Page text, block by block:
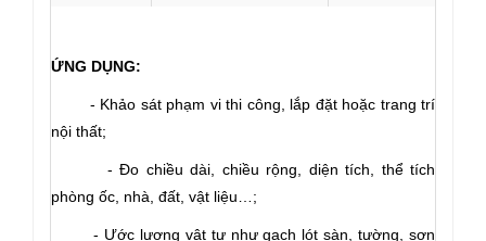
ỨNG DỤNG:
- Khảo sát phạm vi thi công, lắp đặt hoặc trang trí
nội thất;
- Đo chiều dài, chiều rộng, diện tích, thể tích
phòng ốc, nhà, đất, vật liệu…;
- Ước lượng vật tư như gạch lót sàn, tường, sơn